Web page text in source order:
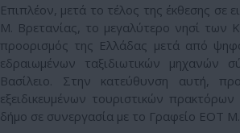
Επιπλέον, μετά το τέλος της έκθεσης
Μ. Βρετανίας, το μεγαλύτερο νησί των
προορισμός της Ελλάδας μετά από
εδραιωμένων ταξιδιωτικών μηχανών
Βασίλειο. Στην κατεύθυνση αυτή,
εξειδικευμένων τουριστικών
δήμο σε συνεργασία με το Γραφείο ΕΟΤ